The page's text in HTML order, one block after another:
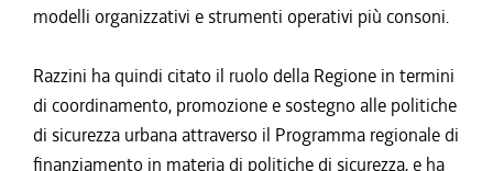
modelli organizzativi e strumenti operativi più consoni.
Razzini ha quindi citato il ruolo della Regione in termini
di coordinamento, promozione e sostegno alle politiche
di sicurezza urbana attraverso il Programma regionale di
finanziamento in materia di politiche di sicurezza, e ha